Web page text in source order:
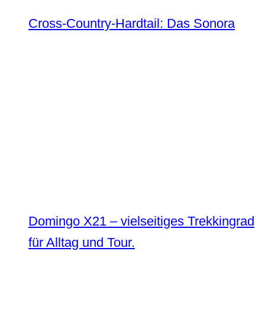
Cross-Country-Hardtail: Das Sonora
Domingo X21 – vielseitiges Trekkingrad
für Alltag und Tour.